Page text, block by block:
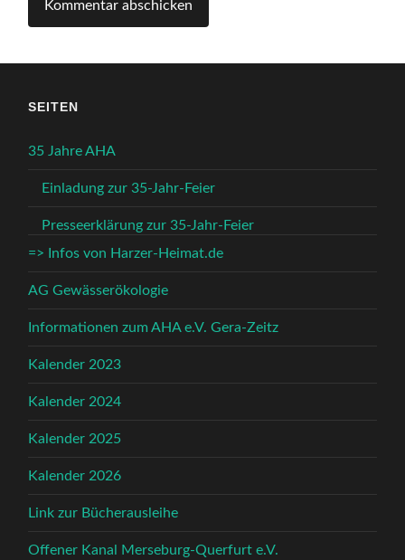
SEITEN
35 Jahre AHA
Einladung zur 35-Jahr-Feier
Presseerklärung zur 35-Jahr-Feier
=> Infos von Harzer-Heimat.de
AG Gewässerökologie
Informationen zum AHA e.V. Gera-Zeitz
Kalender 2023
Kalender 2024
Kalender 2025
Kalender 2026
Link zur Bücherausleihe
Offener Kanal Merseburg-Querfurt e.V.